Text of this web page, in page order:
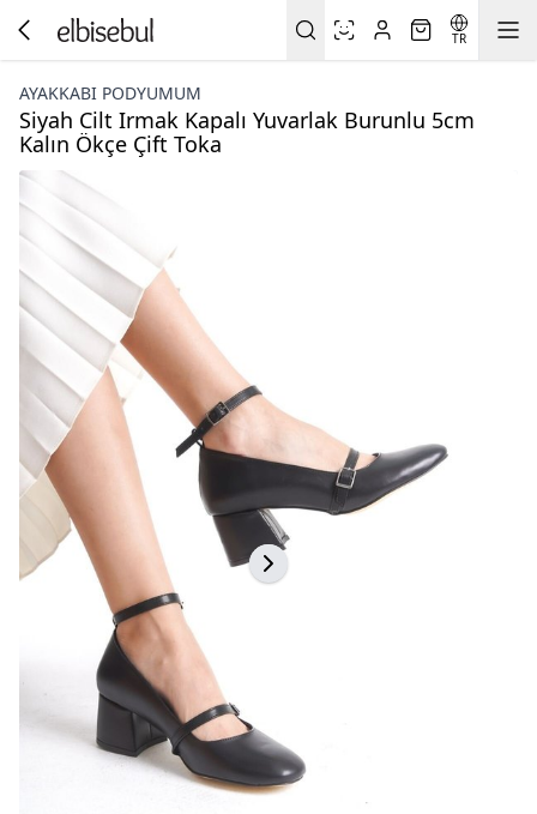
TR
AYAKKABI PODYUMUM
Siyah Cilt Irmak Kapalı Yuvarlak Burunlu 5cm
Kalın Ökçe Çift Toka